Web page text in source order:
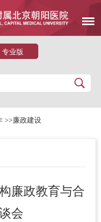
专业版
>>廉政建设
廉政教育与合
会